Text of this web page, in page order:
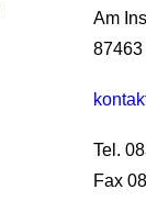
Am
87463
Tel.
Fax